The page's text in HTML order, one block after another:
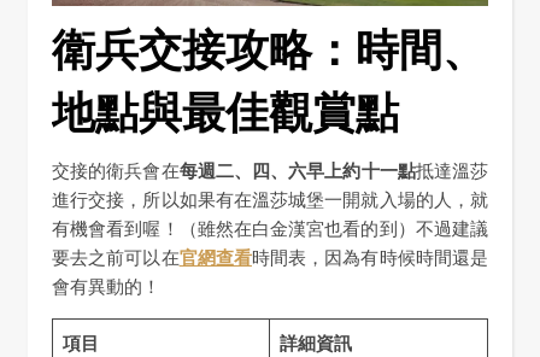
衛兵交接攻略：時間、
地點與最佳觀賞點
交接的衛兵會在每週二、 四、六早上約十一點抵達溫莎
進行交接，所以如果有在溫莎城堡一開就入場的人，就
有機會看到喔！（雖然在白金漢宮也看的到）不過建議
要去之前可以在官網查看時間表，因為有時候時間還是
會有異動的！
項目 詳細資訊